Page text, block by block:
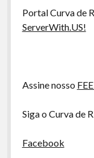
Preliminares
Portal Curva de
ServerWith.US!
Assine nosso
Siga o Curva de
Facebook